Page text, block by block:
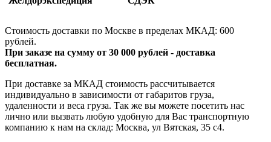
Стоимость доставки по Москве в пределах МКАД: 600
рублей.
При заказе на сумму от 30 000 рублей - доставка
бесплатная.
При доставке за МКАД стоимость рассчитывается
индивидуально в зависимости от габаритов груза,
удаленности и веса груза. Так же вы можете посетить нас
лично или вызвать любую удобную для Вас транспортную
компанию к нам на склад: Москва, ул Вятская, 35 c4.